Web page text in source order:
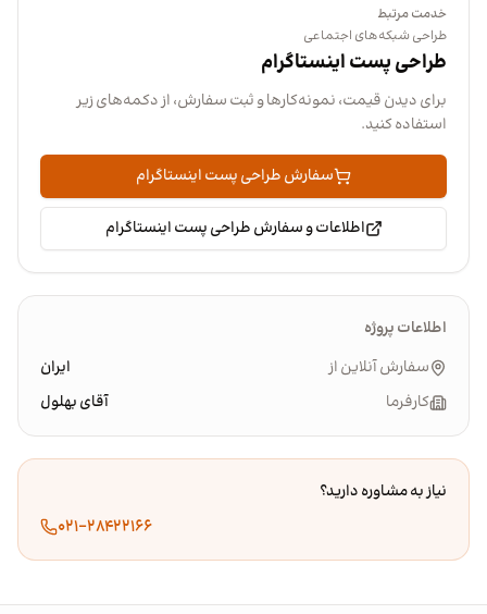
خدمت مرتبط
طراحی شبکه‌های اجتماعی
طراحی پست اینستاگرام
برای دیدن قیمت، نمونه‌کارها و ثبت سفارش، از دکمه‌های زیر
استفاده کنید.
سفارش طراحی پست اینستاگرام
اطلاعات و سفارش طراحی پست اینستاگرام
اطلاعات پروژه
سفارش آنلاین از
ایران
کارفرما
آقای بهلول
نیاز به مشاوره دارید؟
۰۲۱-۲۸۴۲۲۱۶۶